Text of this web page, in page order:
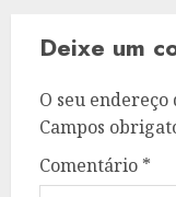
Deixe um
O seu
Campos
Comentário *